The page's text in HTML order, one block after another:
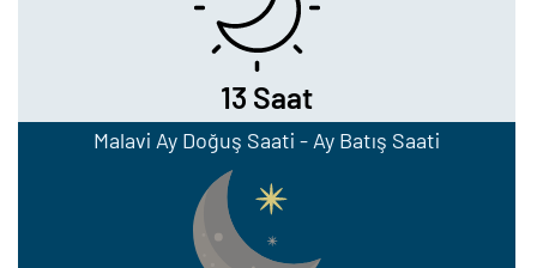
13 Saat
Malavi Ay Doğuş Saati - Ay Batış Saati